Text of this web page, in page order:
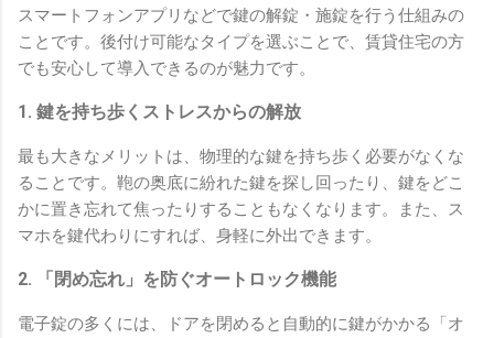
スマートフォンアプリなどで鍵の解錠・施錠を行う仕組みの
ことです。後付け可能なタイプを選ぶことで、賃貸住宅の方
でも安心して導入できるのが魅力です。
1. 鍵を持ち歩くストレスからの解放
最も大きなメリットは、物理的な鍵を持ち歩く必要がなくな
ることです。鞄の奥底に紛れた鍵を探し回ったり、鍵をどこ
かに置き忘れて焦ったりすることもなくなります。また、ス
マホを鍵代わりにすれば、身軽に外出できます。
2. 「閉め忘れ」を防ぐオートロック機能
電子錠の多くには、ドアを閉めると自動的に鍵がかかる「オ